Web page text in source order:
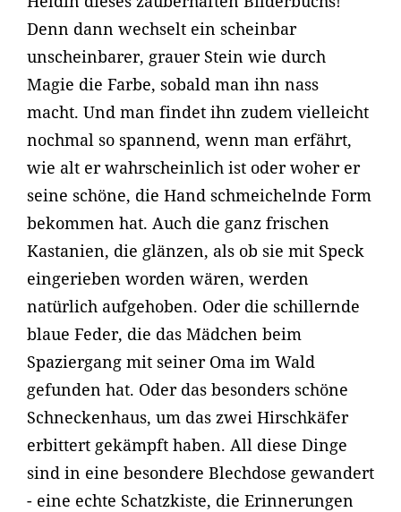
Denn dann wechselt ein scheinbar
unscheinbarer, grauer Stein wie durch
Magie die Farbe, sobald man ihn nass
macht. Und man findet ihn zudem vielleicht
nochmal so spannend, wenn man erfährt,
wie alt er wahrscheinlich ist oder woher er
seine schöne, die Hand schmeichelnde Form
bekommen hat. Auch die ganz frischen
Kastanien, die glänzen, als ob sie mit Speck
eingerieben worden wären, werden
natürlich aufgehoben. Oder die schillernde
blaue Feder, die das Mädchen beim
Spaziergang mit seiner Oma im Wald
gefunden hat. Oder das besonders schöne
Schneckenhaus, um das zwei Hirschkäfer
erbittert gekämpft haben. All diese Dinge
sind in eine besondere Blechdose gewandert
- eine echte Schatzkiste, die Erinnerungen